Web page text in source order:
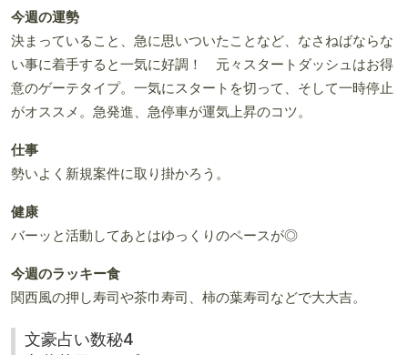
今週の運勢
決まっていること、急に思いついたことなど、なさねばならな
い事に着手すると一気に好調！ 元々スタートダッシュはお得
意のゲーテタイプ。一気にスタートを切って、そして一時停止
がオススメ。急発進、急停車が運気上昇のコツ。
仕事
勢いよく新規案件に取り掛かろう。
健康
バーッと活動してあとはゆっくりのペースが◎
今週のラッキー食
関西風の押し寿司や茶巾寿司、柿の葉寿司などで大大吉。
文豪占い数秘4